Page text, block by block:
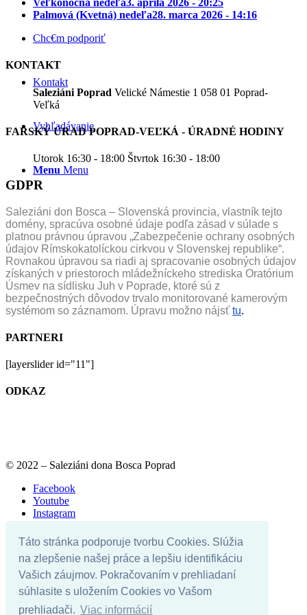
Táto stránka podporuje tvorbu Cookies. Slúžia
na zlepšenie našej práce a lepšiu identifikáciu
Vašich záujmov. Pokračovaním v prehliadaní
súhlasite s uložením Cookies vo Vašom
prehliadači. Viac informácií
Chc€m podporiť
Kontakt
Vyhľadávanie
Menu Menu
Veľkonočná nedeľa3. apríla 2026 - 20:25
Palmová (Kvetná) nedeľa28. marca 2026 - 14:16
KONTAKT
Saleziáni Poprad Velické Námestie 1 058 01 Poprad-
Veľká
FARSKÝ ÚRAD POPRAD-VEĽKÁ - ÚRADNÉ HODINY
Utorok 16:30 - 18:00 Štvrtok 16:30 - 18:00
GDPR
Saleziáni don Bosca – Slovenská provincia, vlastník tejto
domény, spracúva osobné údaje podľa zásad v súlade s
platnou právnou úpravou „Zabezpečenie ochrany osobných
údajov Rímskokatolíckou cirkvou v Slovenskej republike“.
Rovnakou úpravou sa riadi aj spracovanie osobných údajov
získaných v priestoroch mládežníckeho strediska Oratórium
Úsmev na sídlisku Juh v Poprade, ktoré sú z
bezpečnostných dôvodov trvalo monitorované kamerovým
systémom so záznamom. Úpravu možno nájsť tu.
PARTNERI
[layerslider id="11"]
ODKAZ
© 2022 – Saleziáni dona Bosca Poprad
Facebook
Youtube
Instagram
Otváracie hodiny
Pravidlá oratória
Stretká
Knižnica
Duchovné ponuky
Upratovanie oratka